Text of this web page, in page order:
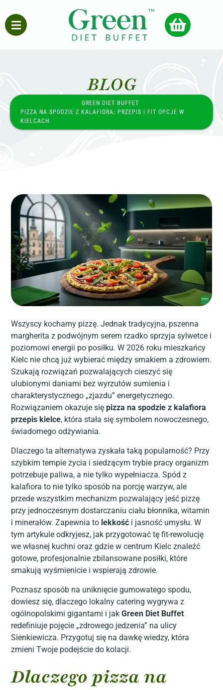
BLOG
GREEN DIET BUFFET
PIZZA NA SPODZIE Z KALAFIORA: PRZEPIS I FIT OPCJE W
KIELCACH
Wszyscy kochamy pizzę. Jednak tradycyjna, pszenna
margherita z podwójnym serem rzadko sprzyja sylwetce i
poziomowi energii po posiłku. W 2026 roku mieszkańcy
Kielc nie chcą już wybierać między smakiem a zdrowiem.
Szukają rozwiązań pozwalających cieszyć się
ulubionymi daniami bez wyrzutów sumienia i
charakterystycznego „zjazdu” energetycznego.
Rozwiązaniem okazuje siępizza na spodzie z kalafiora
przepis kielce, która stała się symbolem nowoczesnego,
świadomego odżywiania.
Dlaczego ta alternatywa zyskała taką popularność? Przy
szybkim tempie życia i siedzącym trybie pracy organizm
potrzebuje paliwa, a nie tylko wypełniacza. Spód z
kalafiora to nie tylko sposób na porcję warzyw, ale
przede wszystkim mechanizm pozwalający jeść pizzę
przy jednoczesnym dostarczaniu ciału błonnika, witamin
i minerałów. Zapewnia to lekkość i jasność umysłu. W
tym artykule odkryjesz, jak przygotować tę fit-rewolucję
we własnej kuchni oraz gdzie w centrum Kielc znaleźć
gotowe, profesjonalnie zbilansowane posiłki, które
smakują wyśmienicie i wspierają zdrowie.
Poznasz sposób na uniknięcie gumowatego spodu,
dowiesz się, dlaczego lokalny catering wygrywa z
ogólnopolskimi gigantami i jakGreen Diet Buffet
redefiniuje pojęcie „zdrowego jedzenia” na ulicy
Sienkiewicza. Przygotuj się na dawkę wiedzy, która
zmieni Twoje podejście do kolacji.
Dlaczego pizza na